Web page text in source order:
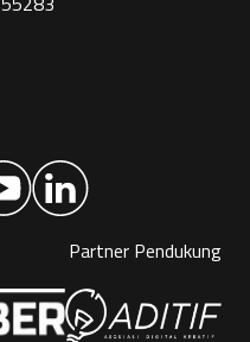
Partner Pendukung